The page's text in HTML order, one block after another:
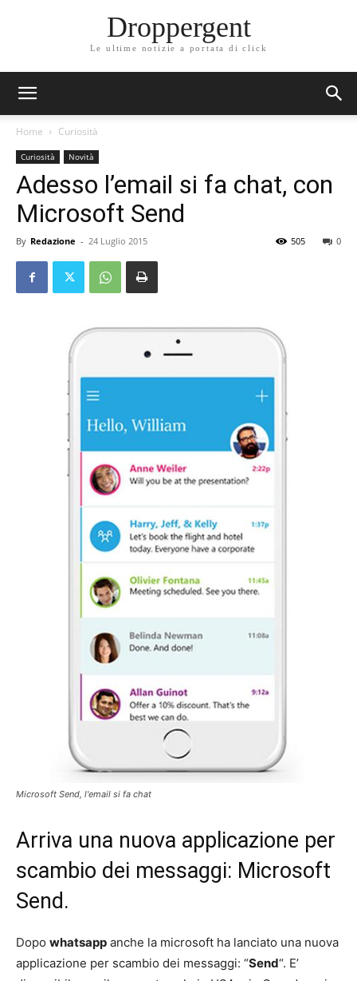
Droppergent
Le ultime notizie a portata di click
Home Curiosità
Curiosità Novità
Adesso l’email si fa chat, con
Microsoft Send
By Redazione - 24 Luglio 2015 0
505
Microsoft Send, l'email si fa chat
Arriva una nuova applicazione per
scambio dei messaggi: Microsoft
Send.
Dopo whatsapp anche la microsoft ha lanciato una nuova
applicazione per scambio dei messaggi: “Send“. E’